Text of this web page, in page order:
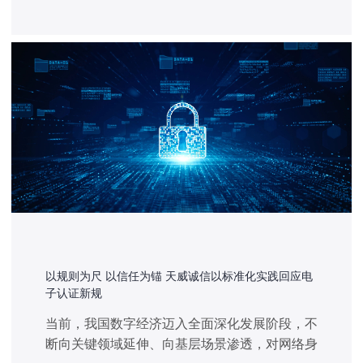
以规则为尺 以信任为锚 天威诚信以标准化实践回应电
子认证新规
当前，我国数字经济迈入全面深化发展阶段，不
断向关键领域延伸、向基层场景渗透，对网络身